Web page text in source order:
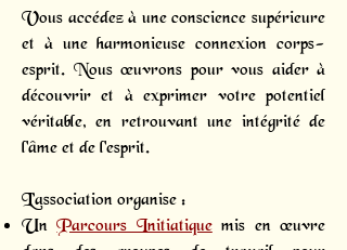
Vous accédez à une conscience supérieure
et à une harmonieuse connexion corps-
esprit. Nous œuvrons pour vous aider à
découvrir et à exprimer votre potentiel
véritable, en retrouvant une intégrité de
l'âme et de l'esprit.
L’association organise :
UnParcours Initiatique mis en œuvre